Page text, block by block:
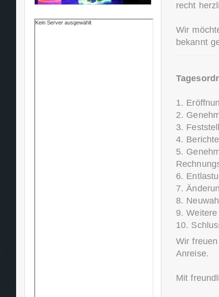
recht
Wir
bekannt
1.
2.
3.
4. Berichte
5.
6.
7.
8.
9.
10.
Wir
Anreise.
Mit